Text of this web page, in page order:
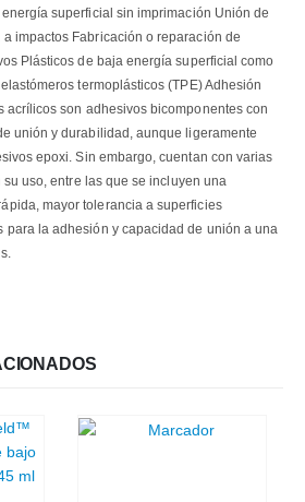
superficial sin imprimación Unión de
impactos Fabricación o reparación de
Plásticos de baja energía superficial como
termoplásticos (TPE) Adhesión
acrílicos son adhesivos bicomponentes con
unión y durabilidad, aunque ligeramente
epoxi. Sin embargo, cuentan con varias
uso, entre las que se incluyen una
mayor tolerancia a superficies
para la adhesión y capacidad de unión a una